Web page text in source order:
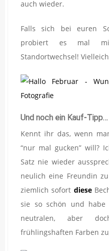
auch wieder.
Falls sich bei euren
probiert es mal
Standortwechsel!
Und noch ein Kauf-Tipp…
Kennt ihr das, wenn
“nur mal gucken” will?
Satz nie wieder
neulich eine Freundin zu
ziemlich sofort diese
sie so schön und
neutralen, aber
frühlingshaften Farben